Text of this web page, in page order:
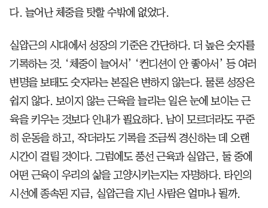
다. 늘어난 체중을 탓할 수밖에 없었다.
실압근의 시대에서 성장의 기준은 간단하다. 더 높은 숫자를
기록하는 것. ‘체중이 늘어서’ ‘컨디션이 안 좋아서’ 등 여러
변명을 보태도 숫자라는 본질은 변하지 않는다. 물론 성장은
쉽지 않다. 보이지 않는 근육을 늘리는 일은 눈에 보이는 근
육을 키우는 것보다 인내가 필요하다. 남이 모르더라도 꾸준
히 운동을 하고, 작더라도 기록을 조금씩 경신하는 데 오랜
시간이 걸릴 것이다. 그럼에도 풍선 근육과 실압근, 둘 중에
어떤 근육이 우리의 삶을 고양시키는지는 자명하다. 타인의
시선에 종속된 지금, 실압근을 지닌 사람은 얼마나 될까.